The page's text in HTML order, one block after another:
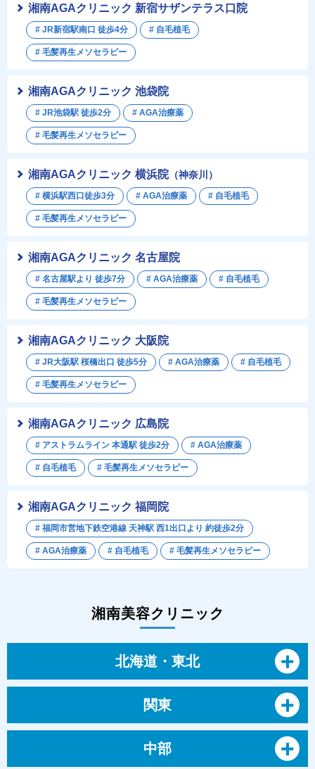
湘南AGAクリニック 新宿サザンテラス口院
# JR新宿駅南口 徒歩4分 # 自毛植毛
# 毛髪再生メソセラピー
湘南AGAクリニック 大阪院
# JR大阪駅 桜橋出口 徒歩5分 # AGA治療薬 # 自毛植毛
# 毛髪再生メソセラピー
湘南AGAクリニック 横浜院（神奈川）
# 横浜駅西口徒歩3分 # AGA治療薬 # 自毛植毛
# 毛髪再生メソセラピー
湘南AGAクリニック 福岡院
# 福岡市営地下鉄空港線 天神駅 西1出口より 約徒歩2分
# AGA治療薬 # 自毛植毛 # 毛髪再生メソセラピー
湘南AGAクリニック 名古屋院
# 名古屋駅より 徒歩7分 # AGA治療薬 # 自毛植毛
# 毛髪再生メソセラピー
湘南AGAクリニック 池袋院
# JR池袋駅 徒歩2分 # AGA治療薬
# 毛髪再生メソセラピー
湘南AGAクリニック 広島院
# アストラムライン 本通駅 徒歩2分 # AGA治療薬
# 自毛植毛 # 毛髪再生メソセラピー
湘南美容クリニック
北海道・東北
関東
中部